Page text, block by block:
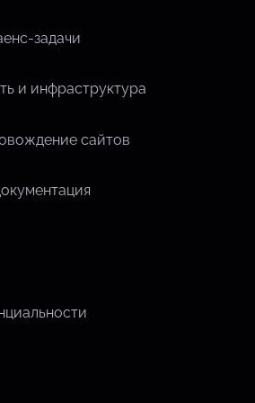
задачи
и инфраструктура
сайтов